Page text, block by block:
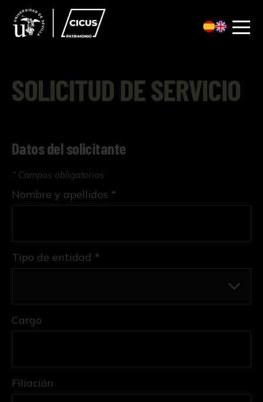
SOLICITUD DE SERVICIO
Datos del solicitante
* Campos obligatorios
Tipo de entidad *
Nombre y apellidos *
Cargo
Filiación